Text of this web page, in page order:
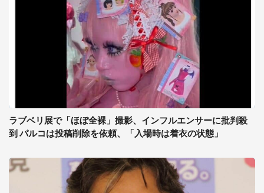
ラブベリ展で「ほぼ全裸」撮影、インフルエンサーに批判殺
到 パルコは投稿削除を依頼、「入場時は着衣の状態」